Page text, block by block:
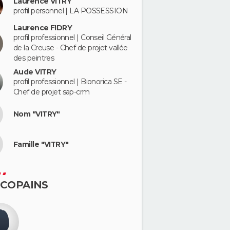
profil personnel | LA POSSESSION
Laurence FIDRY
profil professionnel | Conseil Général
de la Creuse - Chef de projet vallée
des peintres
Aude VITRY
profil professionnel | Bionorica SE -
Chef de projet sap-crm
Nom "VITRY"
Famille "VITRY"